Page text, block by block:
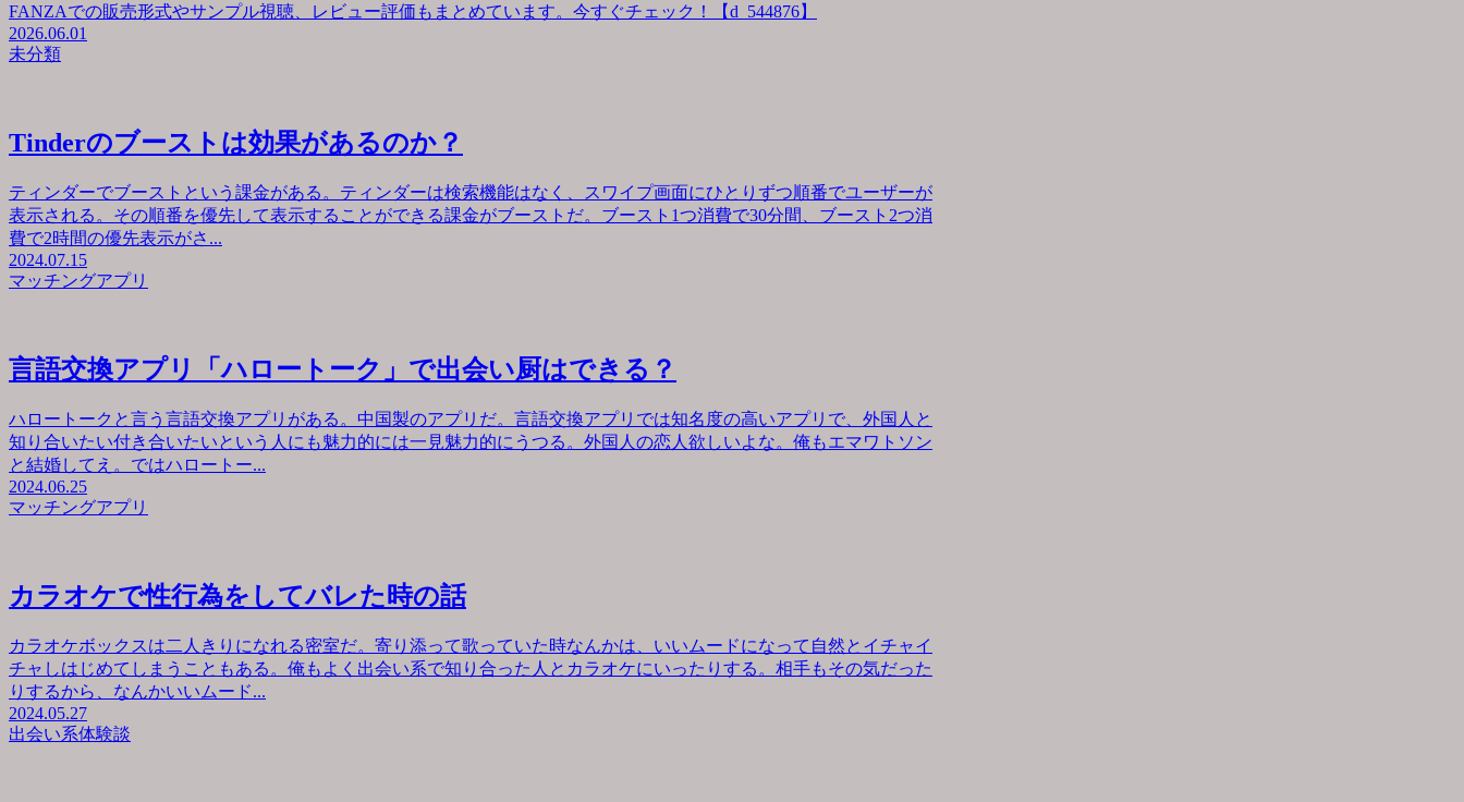
FANZAでの販売形式やサンプル視聴、レビュー評価もまとめています。今すぐチェック！【d_544876】
2026.06.01
未分類
Tinderのブーストは効果があるのか？
ティンダーでブーストという課金がある。ティンダーは検索機能はなく、スワイプ画面にひとりずつ順番でユーザーが
表示される。その順番を優先して表示することができる課金がブーストだ。ブースト1つ消費で30分間、ブースト2つ消
費で2時間の優先表示がさ...
2024.07.15
マッチングアプリ
言語交換アプリ「ハロートーク」で出会い厨はできる？
ハロートークと言う言語交換アプリがある。中国製のアプリだ。言語交換アプリでは知名度の高いアプリで、外国人と
知り合いたい付き合いたいという人にも魅力的には一見魅力的にうつる。外国人の恋人欲しいよな。俺もエマワトソン
と結婚してえ。ではハロートー...
2024.06.25
マッチングアプリ
カラオケで性行為をしてバレた時の話
カラオケボックスは二人きりになれる密室だ。寄り添って歌っていた時なんかは、いいムードになって自然とイチャイ
チャしはじめてしまうこともある。俺もよく出会い系で知り合った人とカラオケにいったりする。相手もその気だった
りするから、なんかいいムード...
2024.05.27
出会い系体験談